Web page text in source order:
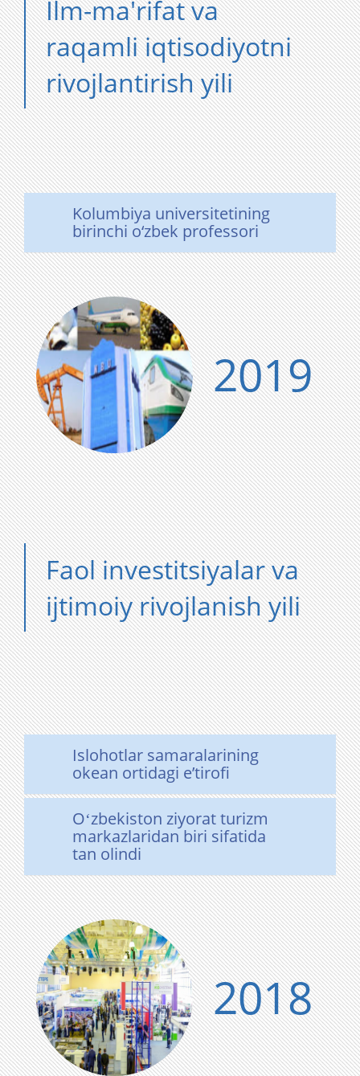
Ilm-ma'rifat va
raqamli iqtisodiyotni
rivojlantirish yili
Kolumbiya universitetining
birinchi o‘zbek professori
2019
Faol investitsiyalar va
ijtimoiy rivojlanish yili
Islohotlar samaralarining
okean ortidagi eʼtirofi
Oʻzbekiston ziyorat turizm
markazlaridan biri sifatida
tan olindi
2018